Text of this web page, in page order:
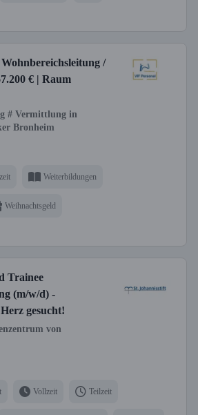
/
€ | Raum
# Vermittlung in
Bronheim
Weiterbildungen
Weihnachtsgeld
Trainee
(m/w/d) -
gesucht!
von
Vollzeit Teilzeit